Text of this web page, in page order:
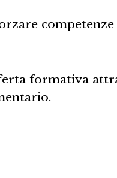
competenze
formativa